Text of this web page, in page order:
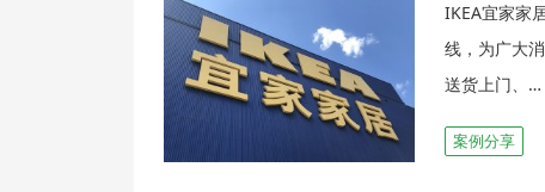
IKEA宜家家
线，为广大
送货上门、…
案例分享